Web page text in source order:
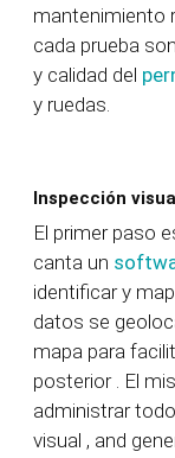
mantenimiento
cada prueba son
y calidad del
y ruedas.
Inspección
El primer paso
canta un
identificary
datos se
mapa para
posterior El
administrar
visual , and